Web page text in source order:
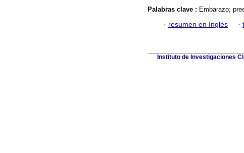
Palabras clave : Embarazo;
· resumen en Inglés ·
Instituto de Investigaciones